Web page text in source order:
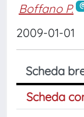
Boffano P.
2009-01-01
Scheda
Scheda